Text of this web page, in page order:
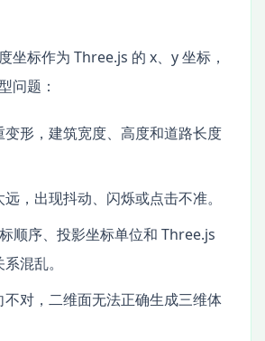
坐标作为 Three.js 的 x、y 坐标，
问题：
变形，建筑宽度、高度和道路长度
，出现抖动、闪烁或点击不准。
顺序、投影坐标单位和 Three.js
混乱。
不对，二维面无法正确生成三维体